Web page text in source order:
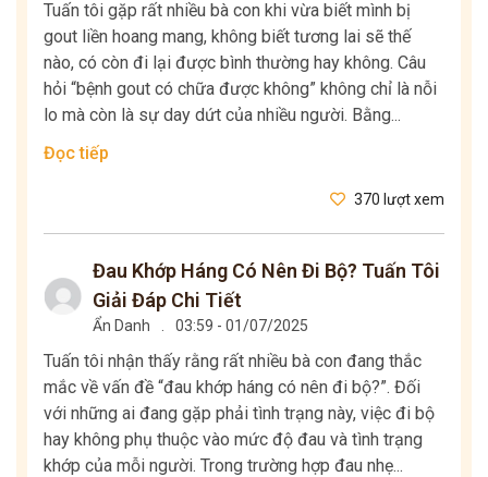
Tuấn tôi gặp rất nhiều bà con khi vừa biết mình bị
gout liền hoang mang, không biết tương lai sẽ thế
nào, có còn đi lại được bình thường hay không. Câu
hỏi “bệnh gout có chữa được không” không chỉ là nỗi
lo mà còn là sự day dứt của nhiều người. Bằng...
Đọc tiếp
370 lượt xem
Đau Khớp Háng Có Nên Đi Bộ? Tuấn Tôi
Giải Đáp Chi Tiết
Ẩn Danh 03:59 - 01/07/2025
Tuấn tôi nhận thấy rằng rất nhiều bà con đang thắc
mắc về vấn đề “đau khớp háng có nên đi bộ?”. Đối
với những ai đang gặp phải tình trạng này, việc đi bộ
hay không phụ thuộc vào mức độ đau và tình trạng
khớp của mỗi người. Trong trường hợp đau nhẹ...